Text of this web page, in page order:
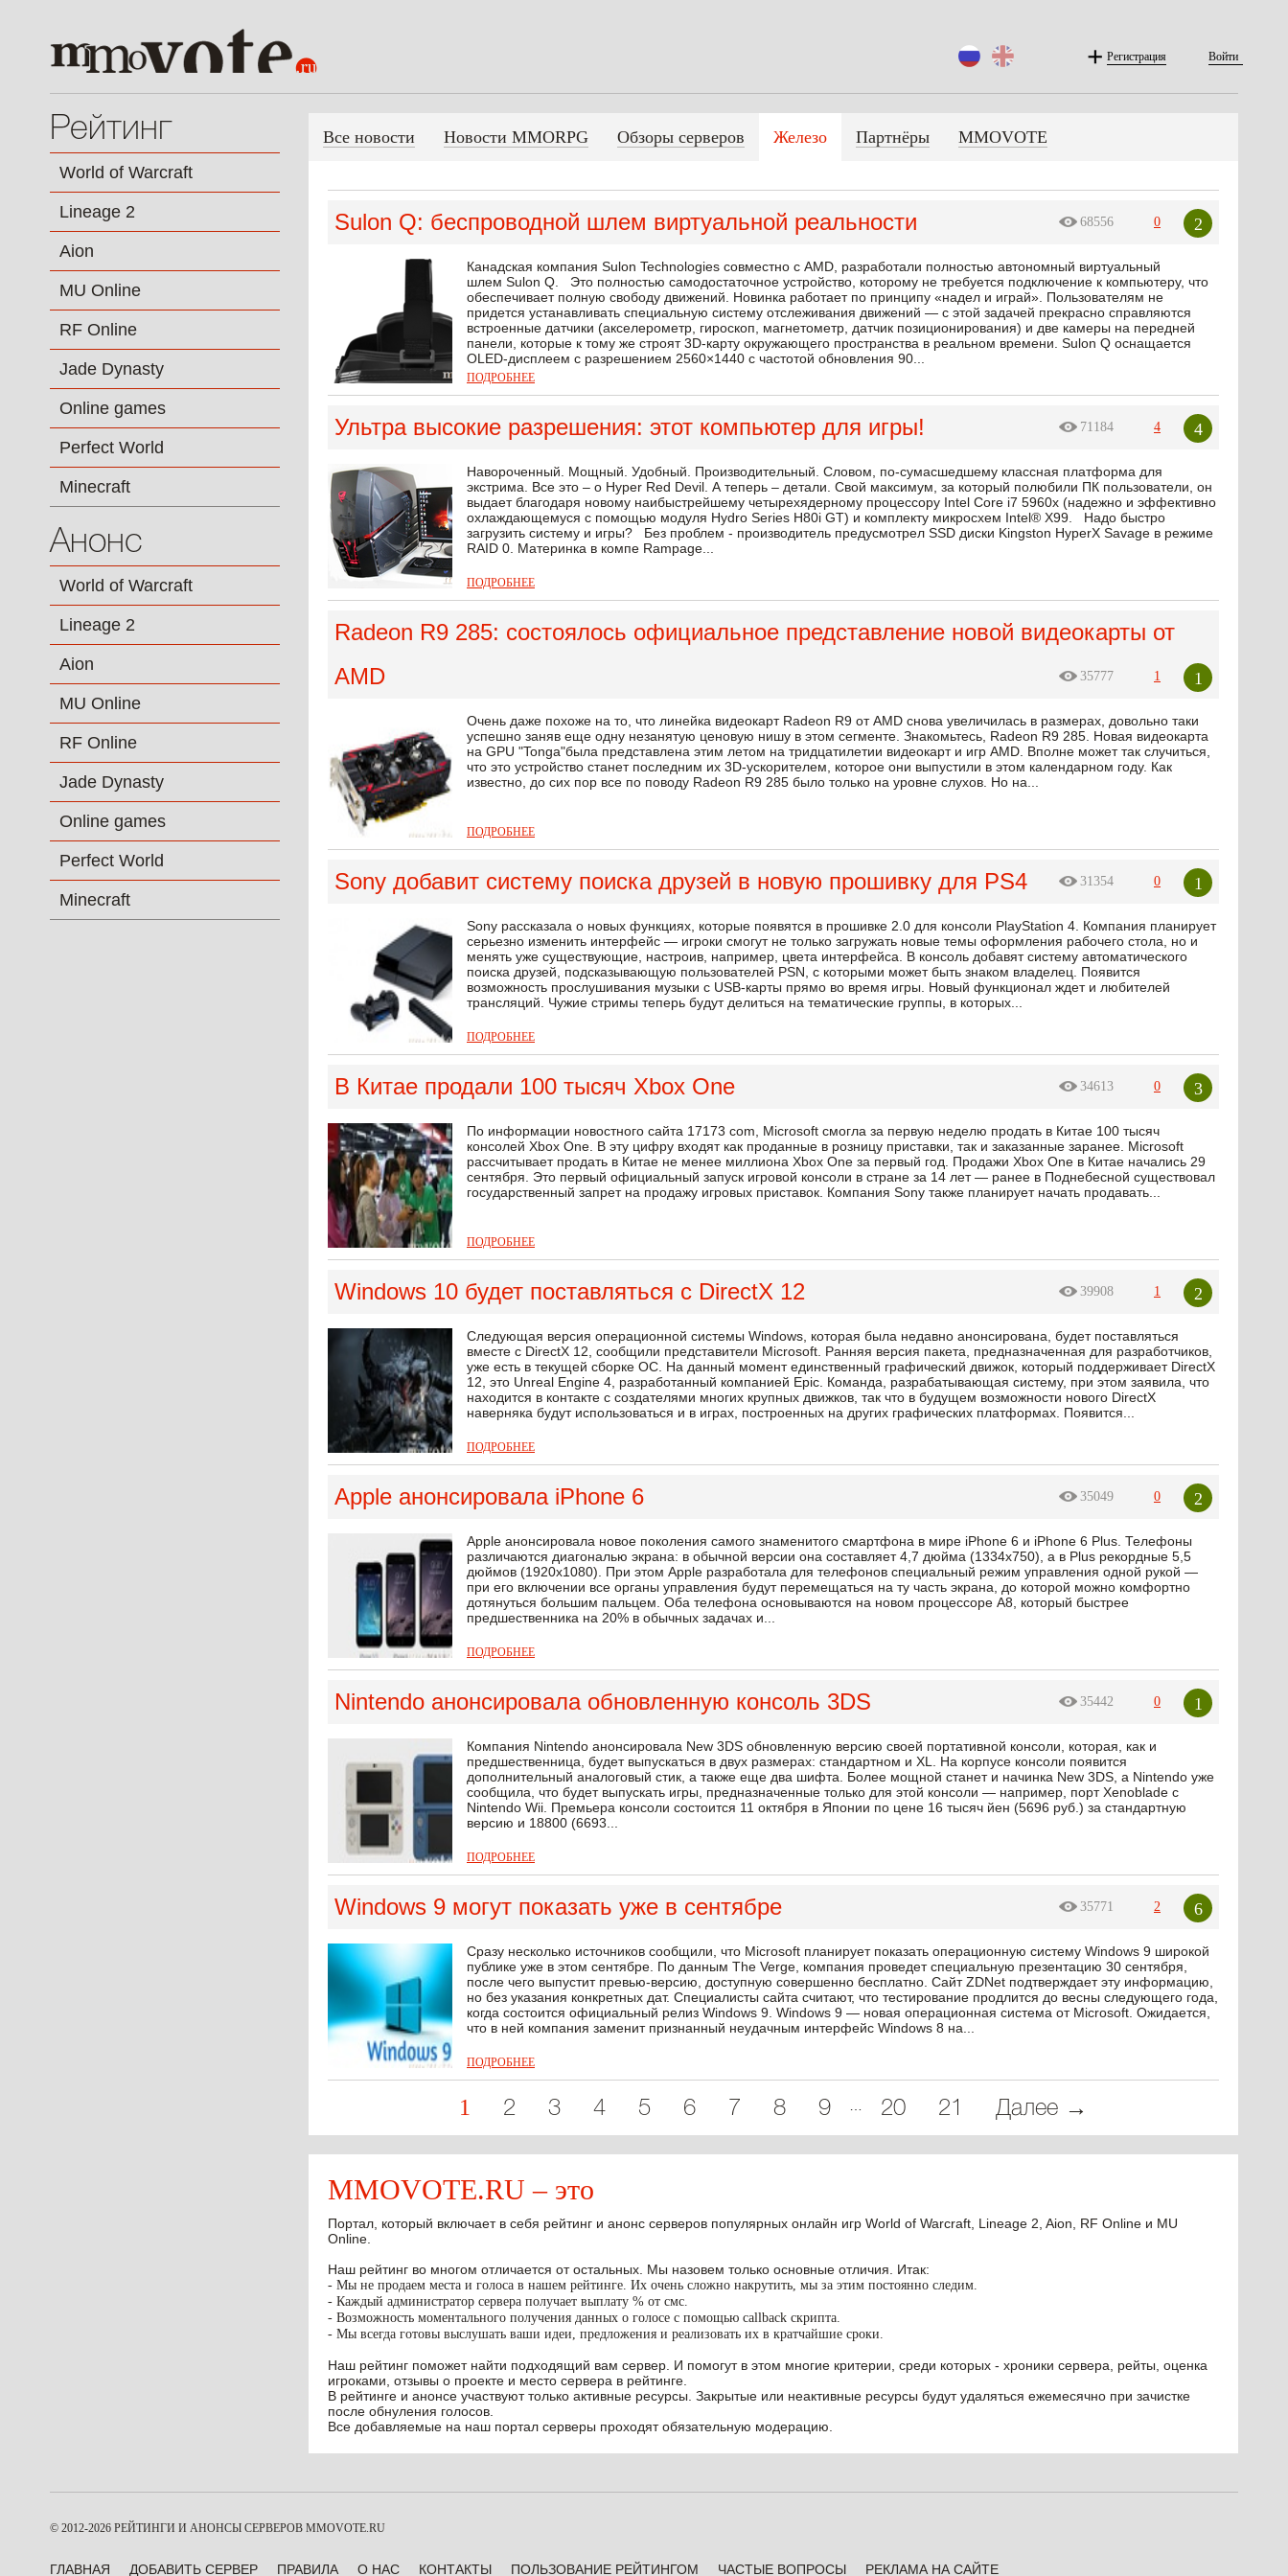
Регистрация Войти
Рейтинг
World of Warcraft
Lineage 2
Aion
MU Online
RF Online
Jade Dynasty
Online games
Perfect World
Minecraft
Анонс
World of Warcraft
Lineage 2
Aion
MU Online
RF Online
Jade Dynasty
Online games
Perfect World
Minecraft
Все новости Новости MMORPG Обзоры серверов Железо Партнёры MMOVOTE
Sulon Q: беспроводной шлем виртуальной реальности 68556 0 2
Канадская компания Sulon Technologies совместно с AMD, разработали полностью автономный виртуальный
шлем Sulon Q. Это полностью самодостаточное устройство, которому не требуется подключение к компьютеру, что
обеспечивает полную свободу движений. Новинка работает по принципу «надел и играй». Пользователям не
придется устанавливать специальную систему отслеживания движений — с этой задачей прекрасно справляются
встроенные датчики (акселерометр, гироскоп, магнетометр, датчик позиционирования) и две камеры на передней
панели, которые к тому же строят 3D-карту окружающего пространства в реальном времени. Sulon Q оснащается
OLED-дисплеем с разрешением 2560×1440 с частотой обновления 90...
ПОДРОБНЕЕ
Ультра высокие разрешения: этот компьютер для игры! 71184 4 4
Навороченный. Мощный. Удобный. Производительный. Словом, по-сумасшедшему классная платформа для
экстрима. Все это – о Hyper Red Devil. А теперь – детали. Свой максимум, за который полюбили ПК пользователи, он
выдает благодаря новому наибыстрейшему четырехядерному процессору Intel Core i7 5960x (надежно и эффективно
охлаждающемуся с помощью модуля Hydro Series H80i GT) и комплекту микросхем Intel® X99. Надо быстро
загрузить систему и игры? Без проблем - производитель предусмотрел SSD диски Kingston HyperX Savage в режиме
RAID 0. Материнка в компе Rampage...
ПОДРОБНЕЕ
Radeon R9 285: состоялось официальное представление новой видеокарты от
AMD
35777 1 1
Очень даже похоже на то, что линейка видеокарт Radeon R9 от AMD снова увеличилась в размерах, довольно таки
успешно заняв еще одну незанятую ценовую нишу в этом сегменте. Знакомьтесь, Radeon R9 285. Новая видеокарта
на GPU "Tonga"была представлена этим летом на тридцатилетии видеокарт и игр AMD. Вполне может так случиться,
что это устройство станет последним их 3D-ускорителем, которое они выпустили в этом календарном году. Как
известно, до сих пор все по поводу Radeon R9 285 было только на уровне слухов. Но на...
ПОДРОБНЕЕ
Sony добавит систему поиска друзей в новую прошивку для PS4 31354 0 1
Sony рассказала о новых функциях, которые появятся в прошивке 2.0 для консоли PlayStation 4. Компания планирует
серьезно изменить интерфейс — игроки смогут не только загружать новые темы оформления рабочего стола, но и
менять уже существующие, настроив, например, цвета интерфейса. В консоль добавят систему автоматического
поиска друзей, подсказывающую пользователей PSN, с которыми может быть знаком владелец. Появится
возможность прослушивания музыки с USB-карты прямо во время игры. Новый функционал ждет и любителей
трансляций. Чужие стримы теперь будут делиться на тематические группы, в которых...
ПОДРОБНЕЕ
В Китае продали 100 тысяч Xbox One 34613 0 3
По информации новостного сайта 17173 com, Microsoft смогла за первую неделю продать в Китае 100 тысяч
консолей Xbox One. В эту цифру входят как проданные в розницу приставки, так и заказанные заранее. Microsoft
рассчитывает продать в Китае не менее миллиона Xbox One за первый год. Продажи Xbox One в Китае начались 29
сентября. Это первый официальный запуск игровой консоли в стране за 14 лет — ранее в Поднебесной существовал
государственный запрет на продажу игровых приставок. Компания Sony также планирует начать продавать...
ПОДРОБНЕЕ
Windows 10 будет поставляться с DirectX 12 39908 1 2
Следующая версия операционной системы Windows, которая была недавно анонсирована, будет поставляться
вместе с DirectX 12, сообщили представители Microsoft. Ранняя версия пакета, предназначенная для разработчиков,
уже есть в текущей сборке ОС. На данный момент единственный графический движок, который поддерживает DirectX
12, это Unreal Engine 4, разработанный компанией Epic. Команда, разрабатывающая систему, при этом заявила, что
находится в контакте с создателями многих крупных движков, так что в будущем возможности нового DirectX
наверняка будут использоваться и в играх, построенных на других графических платформах. Появится...
ПОДРОБНЕЕ
Apple анонсировала iPhone 6 35049 0 2
Apple анонсировала новое поколения самого знаменитого смартфона в мире iPhone 6 и iPhone 6 Plus. Телефоны
различаются диагональю экрана: в обычной версии она составляет 4,7 дюйма (1334х750), а в Plus рекордные 5,5
дюймов (1920x1080). При этом Apple разработала для телефонов специальный режим управления одной рукой —
при его включении все органы управления будут перемещаться на ту часть экрана, до которой можно комфортно
дотянуться большим пальцем. Оба телефона основываются на новом процессоре A8, который быстрее
предшественника на 20% в обычных задачах и...
ПОДРОБНЕЕ
Nintendo анонсировала обновленную консоль 3DS 35442 0 1
Компания Nintendo анонсировала New 3DS обновленную версию своей портативной консоли, которая, как и
предшественница, будет выпускаться в двух размерах: стандартном и XL. На корпусе консоли появится
дополнительный аналоговый стик, а также еще два шифта. Более мощной станет и начинка New 3DS, а Nintendo уже
сообщила, что будет выпускать игры, предназначенные только для этой консоли — например, порт Xenoblade с
Nintendo Wii. Премьера консоли состоится 11 октября в Японии по цене 16 тысяч йен (5696 руб.) за стандартную
версию и 18800 (6693...
ПОДРОБНЕЕ
Windows 9 могут показать уже в сентябре 35771 2 6
Сразу несколько источников сообщили, что Microsoft планирует показать операционную систему Windows 9 широкой
публике уже в этом сентябре. По данным The Verge, компания проведет специальную презентацию 30 сентября,
после чего выпустит превью-версию, доступную совершенно бесплатно. Сайт ZDNet подтверждает эту информацию,
но без указания конкретных дат. Специалисты сайта считают, что тестирование продлится до весны следующего года,
когда состоится официальный релиз Windows 9. Windows 9 — новая операционная система от Microsoft. Ожидается,
что в ней компания заменит признанный неудачным интерфейс Windows 8 на...
ПОДРОБНЕЕ
1 2 3 4 5 6 7 8 9 20 21 Далее →
MMOVOTE.RU – это
Портал, который включает в себя рейтинг и анонс серверов популярных онлайн игр World of Warcraft, Lineage 2, Aion, RF Online и MU
Online.
Наш рейтинг во многом отличается от остальных. Мы назовем только основные отличия. Итак:
- Мы не продаем места и голоса в нашем рейтинге. Их очень сложно накрутить, мы за этим постоянно следим.
- Каждый администратор сервера получает выплату % от смс.
- Возможность моментального получения данных о голосе с помощью callback скрипта.
- Мы всегда готовы выслушать ваши идеи, предложения и реализовать их в кратчайшие сроки.
Наш рейтинг поможет найти подходящий вам сервер. И помогут в этом многие критерии, среди которых - хроники сервера, рейты, оценка
игроками, отзывы о проекте и место сервера в рейтинге.
В рейтинге и анонсе участвуют только активные ресурсы. Закрытые или неактивные ресурсы будут удаляться ежемесячно при зачистке
после обнуления голосов.
Все добавляемые на наш портал серверы проходят обязательную модерацию.
© 2012-2026 РЕЙТИНГИ И АНОНСЫ СЕРВЕРОВ MMOVOTE.RU
ГЛАВНАЯ ДОБАВИТЬ СЕРВЕР ПРАВИЛА О НАС КОНТАКТЫ ПОЛЬЗОВАНИЕ РЕЙТИНГОМ ЧАСТЫЕ ВОПРОСЫ РЕКЛАМА НА САЙТЕ